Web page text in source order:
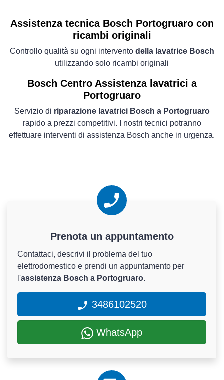
Assistenza tecnica Bosch Portogruaro con
ricambi originali
Controllo qualità su ogni intervento della lavatrice Bosch
utilizzando solo ricambi originali
Bosch Centro Assistenza lavatrici a
Portogruaro
Servizio di riparazione lavatrici Bosch a Portogruaro
rapido a prezzi competitivi. I nostri tecnici potranno
effettuare interventi di assistenza Bosch anche in urgenza.
Prenota un appuntamento
Contattaci, descrivi il problema del tuo
elettrodomestico e prendi un appuntamento per
l'assistenza Bosch a Portogruaro.
3486102520
WhatsApp